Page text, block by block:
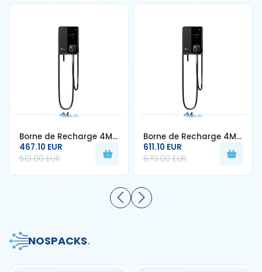
Borne de Recharge 4M
ELEC 7 kW – Type 2 –
32A – Câble 5 m – RFID
467.10 EUR
519.00 EUR
Borne de Recharge 4M
ELEC 22 kW – Type 2 –
32A – Câble 5 m – RFID
611.10 EUR
679.00 EUR
NOSPACKS.